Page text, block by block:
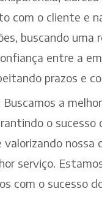
com o cliente e
buscando uma
entre a
prazos e
Buscamos a
o sucesso
nossa
serviço.
com o sucesso